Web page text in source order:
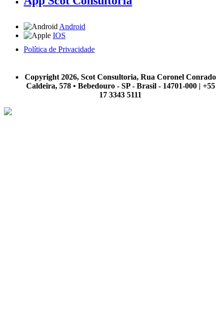
Android
IOS
Política de Privacidade
Copyright 2026, Scot Consultoria, Rua Coronel Conrado
Caldeira, 578 • Bebedouro - SP - Brasil - 14701-000 | +55
17 3343 5111